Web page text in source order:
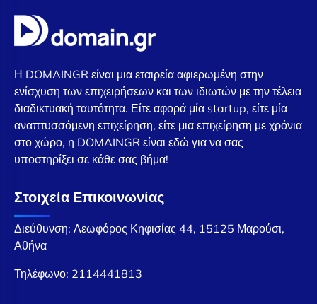
Η DOMAINGR είναι μια εταιρεία αφιερωμένη στην
ενίσχυση των επιχειρήσεων και των ιδιωτών με την τέλεια
διαδικτυακή ταυτότητα. Είτε αφορά μία startup, είτε μία
αναπτυσσόμενη επιχείρηση, είτε μια επιχείρηση με χρόνια
στο χώρο, η DOMAINGR είναι εδώ για να σας
υποστηρίξει σε κάθε σας βήμα!
Στοιχεία Επικοινωνίας
Διεύθυνση: Λεωφόρος Κηφισίας 44, 15125 Μαρούσι,
Αθήνα
Τηλέφωνο: 2114441813